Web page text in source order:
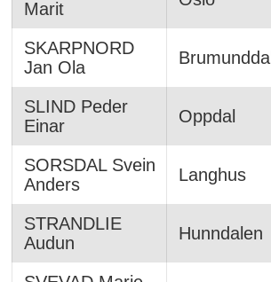
Marit
SKARPNORD
Jan Ola
Brumunddal
SLIND Peder
Einar
Oppdal
SORSDAL Svein
Anders
Langhus
STRANDLIE
Audun
Hunndalen